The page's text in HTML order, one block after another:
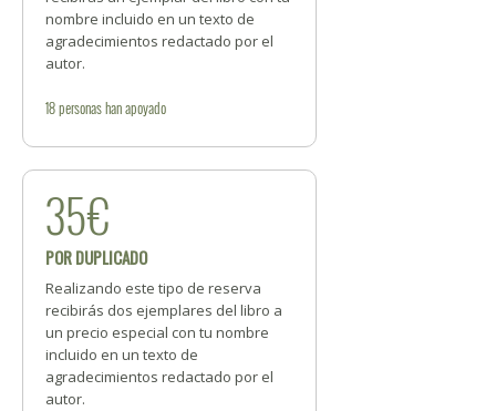
nombre incluido en un texto de
agradecimientos redactado por el
autor.
18personashan apoyado
35€
POR DUPLICADO
Realizando este tipo de reserva
recibirás dos ejemplares del libro a
un precio especial con tu nombre
incluido en un texto de
agradecimientos redactado por el
autor.